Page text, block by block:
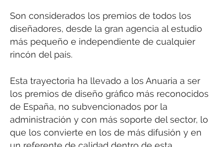
Son considerados los premios de todos los
diseñadores, desde la gran agencia al estudio
más pequeño e independiente de cualquier
rincón del país.
Esta trayectoria ha llevado a los Anuaria a ser
los premios de diseño gráfico más reconocidos
de España, no subvencionados por la
administración y con más soporte del sector, lo
que los convierte en los de más difusión y en